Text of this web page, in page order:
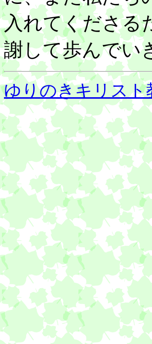
入れてくださる
謝して歩んでい
ゆりのきキリスト